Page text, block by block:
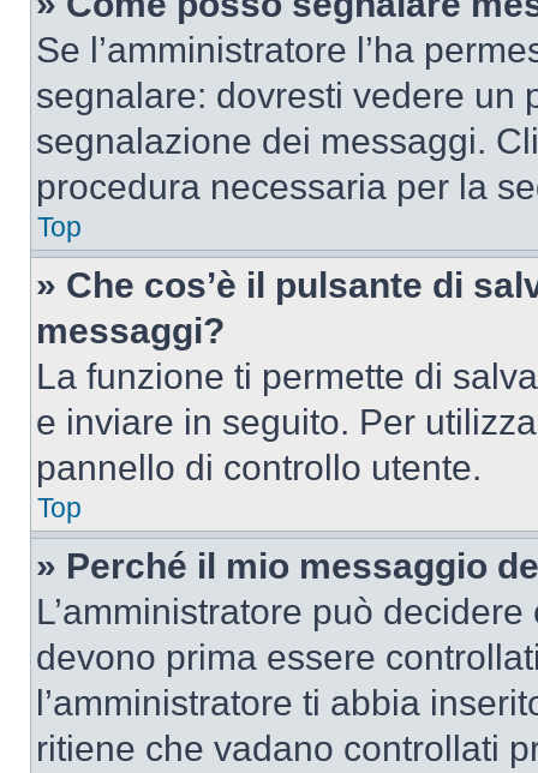
Se l’amministratore l’ha
segnalare: dovresti vedere un
segnalazione dei messaggi.
procedura necessaria per la
Top
» Che cos’è il pulsante di
messaggi?
La funzione ti permette di
e inviare in seguito. Per
pannello di controllo utente.
Top
» Perché il mio messaggio
L’amministratore può
devono prima essere
l’amministratore ti abbia
ritiene che vadano controllati